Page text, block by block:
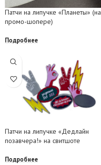
Патчи на липучке «Планеты» (на
промо-шопере)
Подробнее
Патчи на липучке «Дедлайн
позавчера!» на свитшоте
Подробнее